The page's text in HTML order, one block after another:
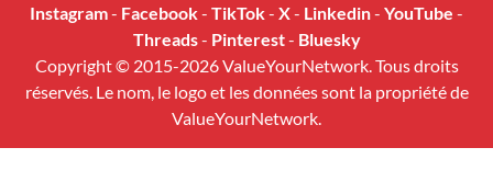
Instagram- Facebook- TikTok- X- Linkedin- YouTube -
Threads- Pinterest- Bluesky
Copyright © 2015-2026 ValueYourNetwork. Tous droits
réservés. Le nom, le logo et les données sont la propriété de
ValueYourNetwork.